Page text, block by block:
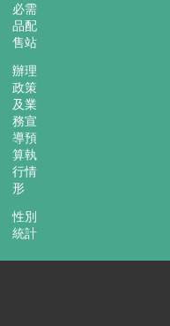
必需
品配
售站
辦理
政策
及業
務宣
導預
算執
行情
形
性別
統計